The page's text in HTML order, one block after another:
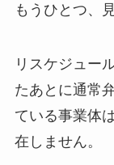
もうひとつ、
リスケジュー
たあとに通常
ている事業体
在しません。